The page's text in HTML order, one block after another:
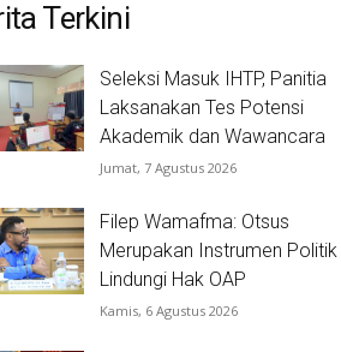
Terkini
Seleksi Masuk IHTP, Panitia
Laksanakan Tes Potensi
Akademik dan Wawancara
Jumat, 7 Agustus 2026
Filep Wamafma: Otsus
Merupakan Instrumen Politik
Lindungi Hak OAP
Kamis, 6 Agustus 2026